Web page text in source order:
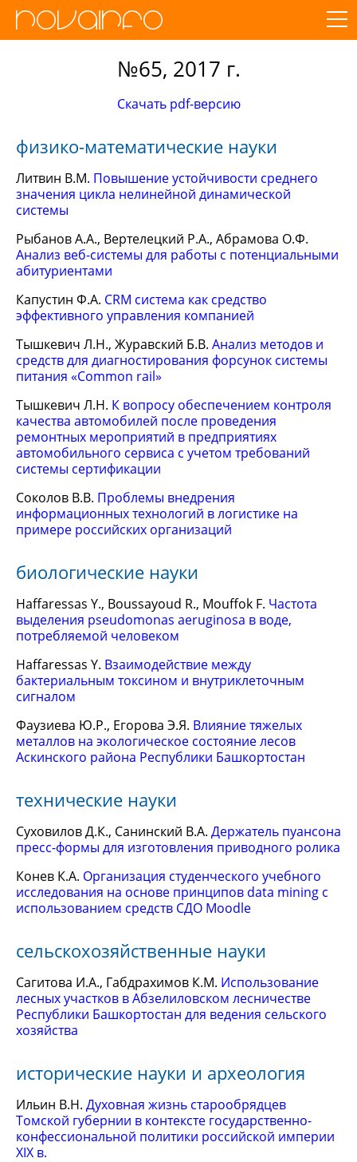
№65, 2017 г.
Скачать pdf-версию
физико-математические науки
Литвин В.М. Повышение устойчивости среднего
значения цикла нелинейной динамической
системы
Рыбанов А.А., Вертелецкий Р.А., Абрамова О.Ф.
Анализ веб-системы для работы с потенциальными
абитуриентами
Капустин Ф.А. CRM система как средство
эффективного управления компанией
Тышкевич Л.Н., Журавский Б.В. Анализ методов и
средств для диагностирования форсунок системы
питания «Common rail»
Тышкевич Л.Н. К вопросу обеспечением контроля
качества автомобилей после проведения
ремонтных мероприятий в предприятиях
автомобильного сервиса с учетом требований
системы сертификации
Соколов В.В. Проблемы внедрения
информационных технологий в логистике на
примере российских организаций
биологические науки
Haffaressas Y., Boussayoud R., Mouffok F. Частота
выделения pseudomonas aeruginosa в воде,
потребляемой человеком
Haffaressas Y. Взаимодействие между
бактериальным токсином и внутриклеточным
сигналом
Фаузиева Ю.Р., Егорова Э.Я. Влияние тяжелых
металлов на экологическое состояние лесов
Аскинского района Республики Башкортостан
технические науки
Суховилов Д.К., Санинский В.А. Держатель пуансона
пресс-формы для изготовления приводного ролика
Конев К.А. Организация студенческого учебного
исследования на основе принципов data mining с
использованием средств СДО Moodle
сельскохозяйственные науки
Сагитова И.А., Габдрахимов К.М. Использование
лесных участков в Абзелиловском лесничестве
Республики Башкортостан для ведения сельского
хозяйства
исторические науки и археология
Ильин В.Н. Духовная жизнь старообрядцев
Томской губернии в контексте государственно-
конфессиональной политики российской империи
XIX в.